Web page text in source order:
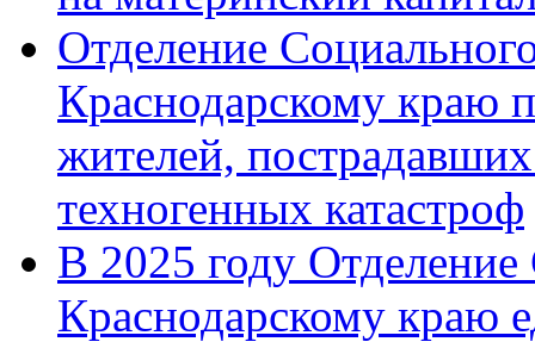
Отделение
Краснодарскому краю
жителей,
техногенных катастроф
В 2025 году
Краснодарскому краю